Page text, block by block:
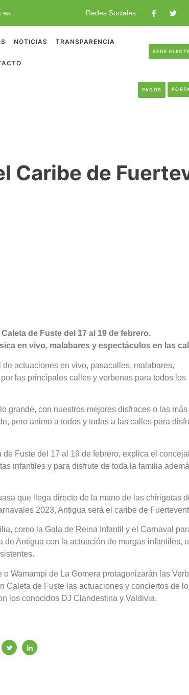
Redes Sociales :
NOTICIAS TRANSPARENCIA
SEDE
PAGOS
Caribe de
de Fuste del 17 al 19 de febrero.
en vivo, malabares y espectáculos en las
actuaciones en vivo, pasacalles, malabares,
las principales calles y verbenas para todos los
grande, con nuestros mejores disfraces o las más
pero animo a todos y todas a las calles para
Fuste del 17 al 19 de febrero, explica el
infantiles y para disfrute de toda la familia
que llega directo de la mano de las chirigotas
2023, Antigua será el caribe de
como la Gala de Reina Infantil y el Carnaval
Antigua con la actuación de murgas infantiles,
Wamampi de La Gomera protagonizarán las
Caleta de Fuste las actuaciones y conciertos de
los conocidos DJ Clandestina y Valdivia.